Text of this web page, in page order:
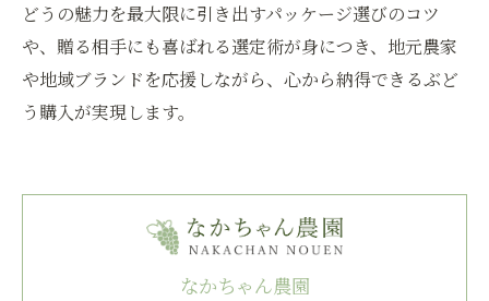
どうの魅力を最大限に引き出すパッケージ選びのコツ
や、贈る相手にも喜ばれる選定術が身につき、地元農家
や地域ブランドを応援しながら、心から納得できるぶど
う購入が実現します。
なかちゃん農園